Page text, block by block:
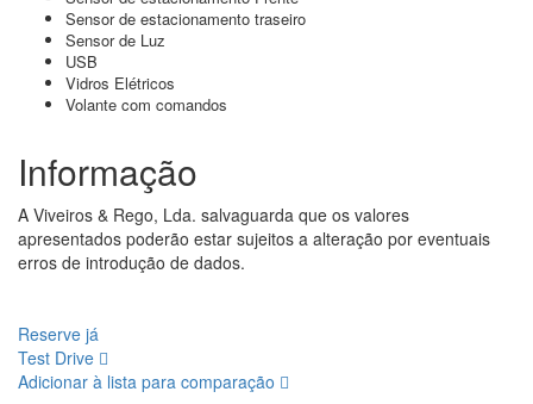
Sensor de estacionamento traseiro
Sensor de Luz
USB
Vidros Elétricos
Volante com comandos
Informação
A Viveiros & Rego, Lda. salvaguarda que os valores
apresentados poderão estar sujeitos a alteração por eventuais
erros de introdução de dados.
Reserve já
Test Drive
Adicionar à lista para comparação